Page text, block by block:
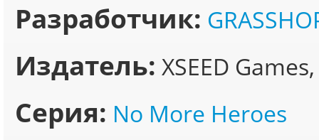
Разработчик:
Издатель: XSEED
Серия: No More Heroes